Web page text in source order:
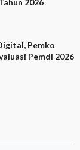
2026
Pemko
Pemdi 2026